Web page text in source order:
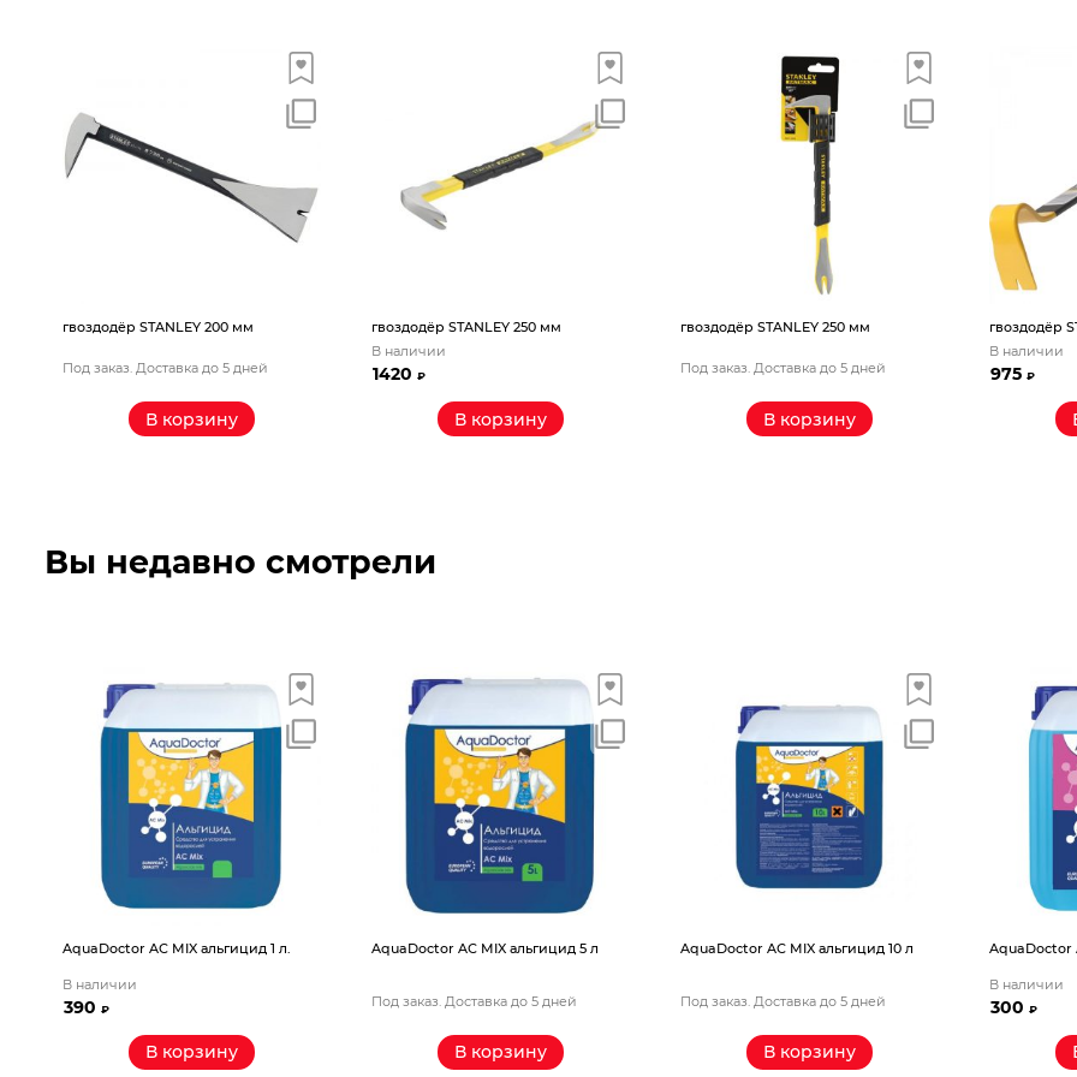
STANLEY 200 мм
заказ. Доставка до 5 дней
В корзину
гвоздодёр STANLEY 250 мм
В корзину
гвоздодёр STANLEY 250 мм
Под заказ. Доставка до 5 дней
В корзину
гвоздодёр STANLEY
В
Вы недавно смотрели
AquaDoctor AС MIX альгицид 1 л.
В наличии
390₽
В корзину
AquaDoctor AС MIX альгицид 5 л
Под заказ. Доставка до 5 дней
В корзину
AquaDoctor AС MIX альгицид 10 л
Под заказ. Доставка до 5 дней
В корзину
AquaDoctor
В наличии
300₽